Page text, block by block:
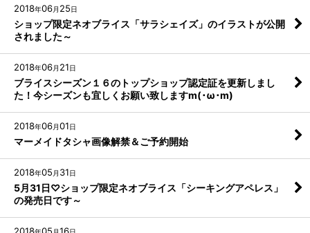
2018年06月 25日
ショップ限定ネオブライス「サラシェイズ」のイラストが公開
されました～
2018年06月 21日
ブライスシーズン１６のトップショップ認定証を更新しまし
た！今シーズンも宜しくお願い致しますm(･ω･m)
2018年06月01日
マーメイドタシャ画像解禁＆ご予約開始
2018年05 月 31日
5月31日♡ショップ限定ネオブライス「シーキングアペレス」
の発売日です～
2018年05 月16日